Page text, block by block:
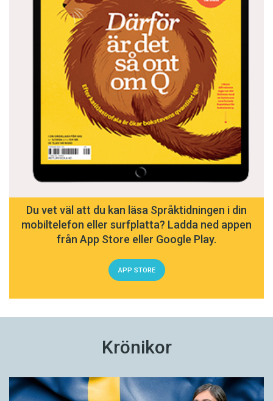
Du vet väl att du kan läsa Språktidningen i din
mobiltelefon eller surfplatta? Ladda ned appen
från App Store eller Google Play.
APP STORE
Krönikor